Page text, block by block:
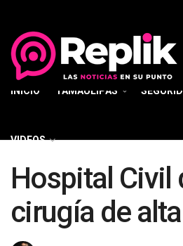
INICIO TAMAULIPAS
VIDEOS
Hospital Civil
cirugía de